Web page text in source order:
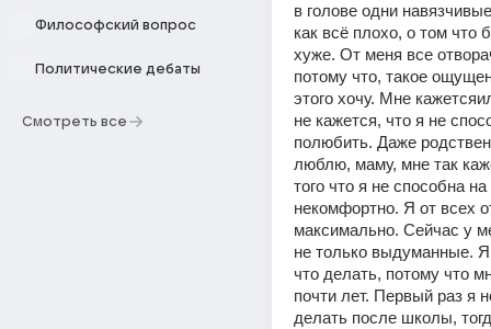
Философский вопрос
Политические дебаты
Смотреть все
в голове одни
как всё плохо, о том что
хуже. От меня все
потому что, такое
этого хочу. Мне
не кажется, что я не
полюбить. Даже
люблю, маму, мне так
того что я не способна
некомфортно. Я от всех
максимально. Сейчас у
не только выдуманные.
что делать, потому что
почти лет. Первый раз я
делать после школы,